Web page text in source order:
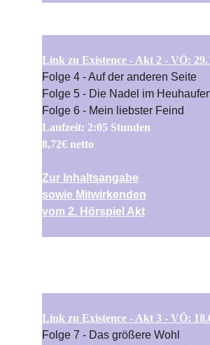
Link zu Existence - Akt 2 - VÖ:
Folge 4 - Auf der anderen Seite
Folge 5 - Die Nadel im
Folge 6 - Mein liebster Feind
Laufzeit: 2:05 Stunden
8,72€ netto
Zur Inhaltsangabe
sowie Mitwirkenden
vom 2. Hörspiel Akt
Link zu Existence - Akt 3 - VÖ:
Folge 7 - Das größere Wohl